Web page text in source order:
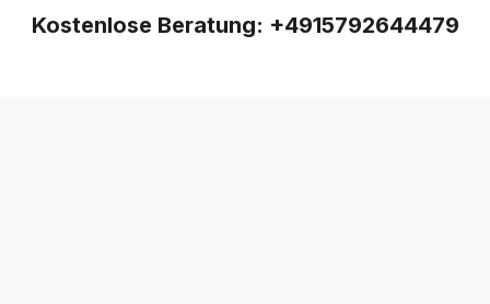
Kostenlose Beratung: +4915792644479